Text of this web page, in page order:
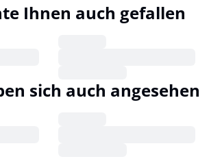
Ihnen auch gefallen
sich auch angesehen